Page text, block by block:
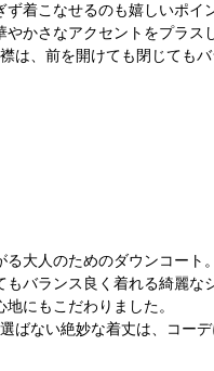
着こなせるのも嬉しいポイ
かさなアクセントをプラス
、前を開けても閉じても
大人のためのダウンコート。
バランス良く着れる綺麗な
にもこだわりました。
ない絶妙な着丈は、コー